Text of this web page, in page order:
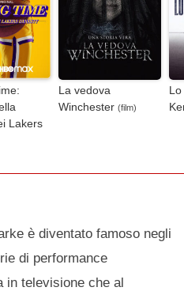
Lakers
La vedova
Winchester (film)
Lo
è diventato famoso negli
di performance
in televisione che al